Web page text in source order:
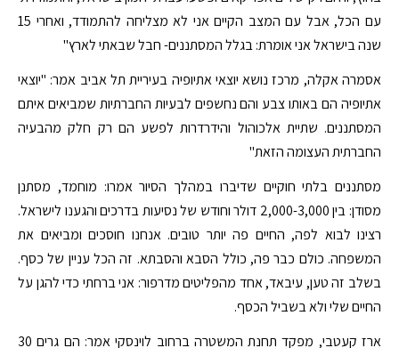
עם הכל, אבל עם המצב הקיים אני לא מצליחה להתמודד, ואחרי 15
שנה בישראל אני אומרת: בגלל המסתננים- חבל שבאתי לארץ"
אסמרה אקלה, מרכז נושא יוצאי אתיופיה בעיריית תל אביב אמר: "יוצאי
אתיופיה הם באותו צבע והם נחשפים לבעיות החברתיות שמביאים איתם
המסתננים. שתיית אלכוהול והידרדרות לפשע הם רק חלק מהבעיה
החברתית העצומה הזאת"
מסתננים בלתי חוקיים שדיברו במהלך הסיור אמרו: מוחמד, מסתנן
מסודן: בין 2,000-3,000 דולר וחודש של נסיעות בדרכים והגענו לישראל.
רצינו לבוא לפה, החיים פה יותר טובים. אנחנו חוסכים ומביאים את
המשפחה. כולם כבר פה, כולל הסבא והסבתא. זה הכל עניין של כסף.
בשלב זה טען, עיבאד, אחד מהפליטים מדרפור: אני ברחתי כדי להגן על
החיים שלי ולא בשביל הכסף.
ארז קעטבי, מפקד תחנת המשטרה ברחוב לוינסקי אמר: הם גרים 30